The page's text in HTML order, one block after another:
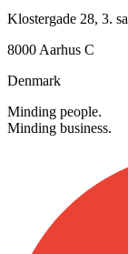
Besøg os
Klostergade 28, 3. sal
8000 Aarhus C
Denmark